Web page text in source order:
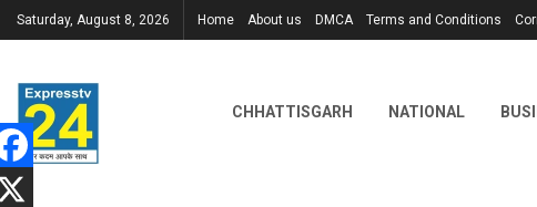
Saturday, August 8, 2026 Home About us DMCA Terms and Conditions
CHHATTISGARH NATIONAL